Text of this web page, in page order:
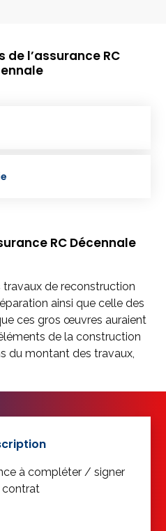
l’assurance RC
RC Décennale
travaux de reconstruction
ainsi que celle des
ces gros œuvres auraient
de la construction
du montant des travaux,
à compléter / signer
contrat